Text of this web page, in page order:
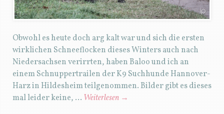
Obwohl es heute doch arg kalt war und sich die ersten
wirklichen Schneeflocken dieses Winters auch nach
Niedersachsen verirrten, haben Baloo und ich an
einem Schnuppertrailen der K9 Suchhunde Hannover-
Harz in Hildesheim teilgenommen. Bilder gibt es dieses
mal leider keine, … Weiterlesen →